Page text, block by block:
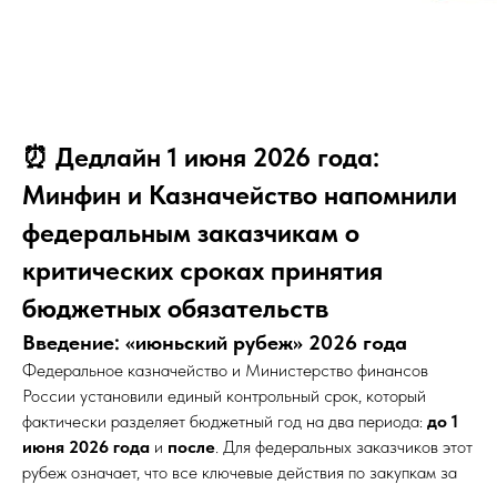
⏰ Дедлайн 1 июня 2026 года:
Минфин и Казначейство напомнили
федеральным заказчикам о
критических сроках принятия
бюджетных обязательств
Введение: «июньский рубеж» 2026 года
Федеральное казначейство и Министерство финансов
России установили единый контрольный срок, который
фактически разделяет бюджетный год на два периода: до 1
июня 2026 года и после. Для федеральных заказчиков этот
рубеж означает, что все ключевые действия по закупкам за